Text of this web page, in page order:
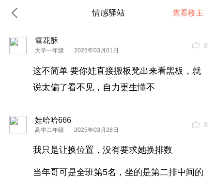
情感驿站 查看楼主
雪花酥
大学一年级 2025年03月01日
0
这不简单 要你娃直接搬板凳出来看黑板，就
说太偏了看不见，自力更生懂不
娃哈哈666
高中二年级 2025年03月28日
0
我只是让换位置，没有要求她换排数
当年哥可是全班第5名，坐的是第二排中间的